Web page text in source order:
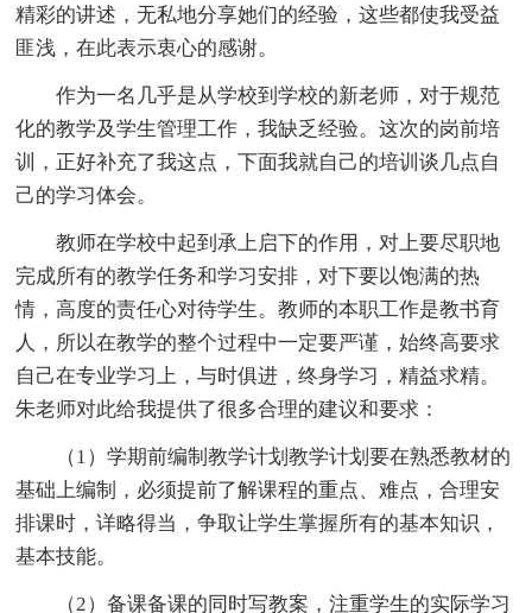
精彩的讲述，无私地分享她们的经验，这些都使我受益
匪浅，在此表示衷心的感谢。
作为一名几乎是从学校到学校的新老师，对于规范
化的教学及学生管理工作，我缺乏经验。这次的岗前培
训，正好补充了我这点，下面我就自己的培训谈几点自
己的学习体会。
教师在学校中起到承上启下的作用，对上要尽职地
完成所有的教学任务和学习安排，对下要以饱满的热
情，高度的责任心对待学生。教师的本职工作是教书育
人，所以在教学的整个过程中一定要严谨，始终高要求
自己在专业学习上，与时俱进，终身学习，精益求精。
朱老师对此给我提供了很多合理的建议和要求：
（1）学期前编制教学计划教学计划要在熟悉教材的
基础上编制，必须提前了解课程的重点、难点，合理安
排课时，详略得当，争取让学生掌握所有的基本知识，
基本技能。
（2）备课备课的同时写教案，注重学生的实际学习